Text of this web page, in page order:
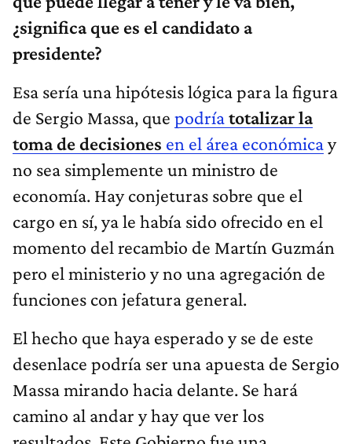
¿significa que es el candidato a
presidente?
Esa sería una hipótesis lógica para la figura
de Sergio Massa, que podríatotalizar la
toma de decisiones en el área económicay
no sea simplemente un ministro de
economía. Hay conjeturas sobre que el
cargo en sí, ya le había sido ofrecido en el
momento del recambio de Martín Guzmán
pero el ministerio y no una agregación de
funciones con jefatura general.
El hecho que haya esperado y se de este
desenlace podría ser una apuesta de Sergio
Massa mirando hacia delante. Se hará
camino al andar y hay que ver los